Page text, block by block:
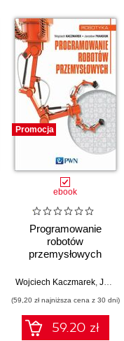
Promocja
ebook
Programowanie
robotów
przemysłowych
Wojciech Kaczmarek, Jarosław Panasiuk
(59,20 zł najniższa cena z 30 dni)
59.20 zł